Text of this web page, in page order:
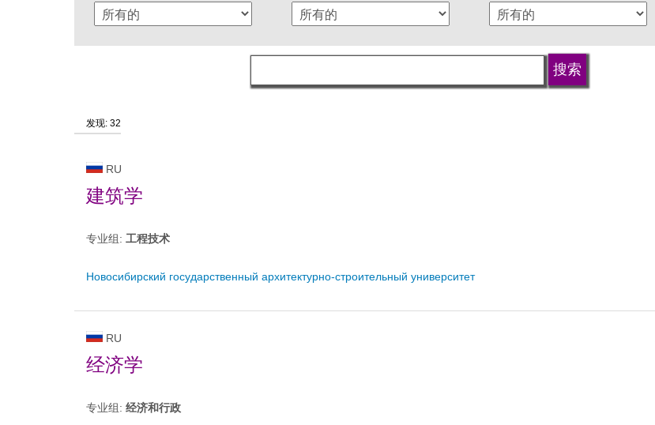
发现: 32
RU
建筑学
专业组: 工程技术
Новосибирский государственный архитектурно-строительный университет
RU
经济学
专业组: 经济和行政